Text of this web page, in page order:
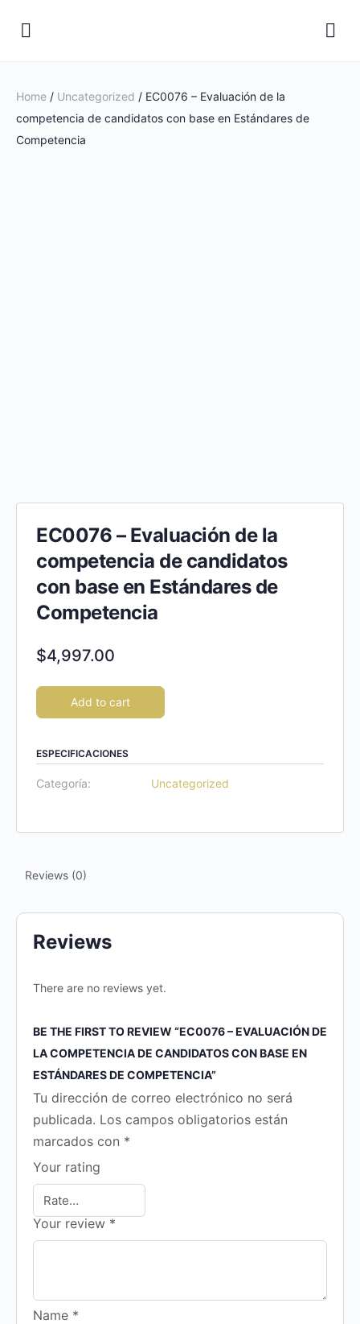
Home / Uncategorized / EC0076 – Evaluación de la
competencia de candidatos con base en Estándares de
Competencia
EC0076 – Evaluación de la
competencia de candidatos
con base en Estándares de
Competencia
$4,997.00
Add to cart
ESPECIFICACIONES
Categoría: Uncategorized
Reviews (0)
Reviews
There are no reviews yet.
BE THE FIRST TO REVIEW “EC0076 – EVALUACIÓN DE
LA COMPETENCIA DE CANDIDATOS CON BASE EN
ESTÁNDARES DE COMPETENCIA”
Tu dirección de correo electrónico no será
publicada. Los campos obligatorios están
marcados con *
Your rating
Your review *
Name *